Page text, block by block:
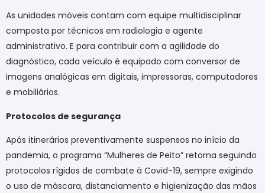
As unidades móveis contam com equipe multidisciplinar
composta por técnicos em radiologia e agente
administrativo. E para contribuir com a agilidade do
diagnóstico, cada veículo é equipado com conversor de
imagens analógicas em digitais, impressoras, computadores
e mobiliários.
Protocolos de segurança
Após itinerários preventivamente suspensos no início da
pandemia, o programa “Mulheres de Peito” retorna seguindo
protocolos rígidos de combate à Covid-19, sempre exigindo
o uso de máscara, distanciamento e higienização das mãos